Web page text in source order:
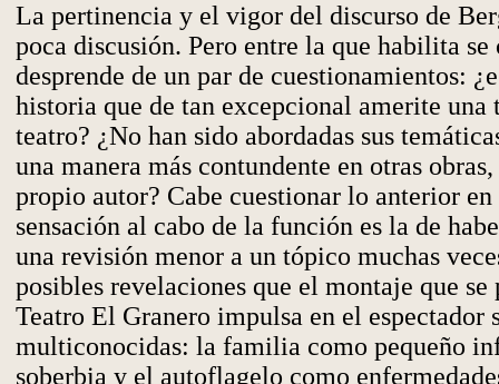
La pertinencia y el vigor del discurso de
poca discusión. Pero entre la que habilita se
desprende de un par de cuestionamientos:
historia que de tan excepcional amerite una
teatro? ¿No han sido abordadas sus
una manera más contundente en otras
propio autor? Cabe cuestionar lo anterior
sensación al cabo de la función es la de
una revisión menor a un tópico muchas
posibles revelaciones que el montaje que se
Teatro El Granero impulsa en el espectador
multiconocidas: la familia como pequeño
soberbia y el autoflagelo como